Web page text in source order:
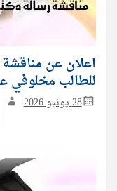
اعلان عن
للطالب مخلوفي
28 يونيو 2026